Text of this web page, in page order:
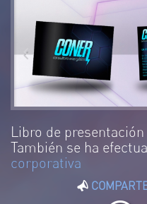
Libro de
También se ha
corporativa